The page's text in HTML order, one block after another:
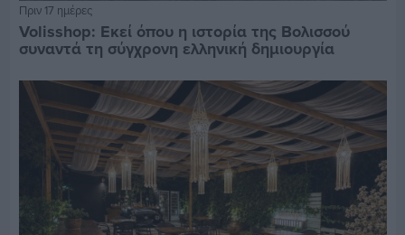
Πριν 17 ημέρες
Volisshop: Εκεί όπου η ιστορία της Βολισσού
συναντά τη σύγχρονη ελληνική δημιουργία